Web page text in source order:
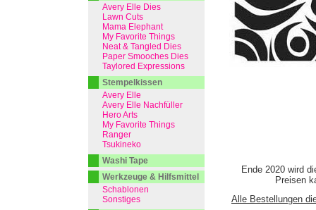
Ende 2020 wird
Preisen
Alle Bestellungen
Avery Elle Dies
Lawn Cuts
Mama Elephant
My Favorite Things
Neat & Tangled Dies
Paper Smooches Dies
Taylored Expressions
Stempelkissen
Avery Elle
Avery Elle Nachfüller
Hero Arts
My Favorite Things
Ranger
Tsukineko
Washi Tape
Werkzeuge & Hilfsmittel
Schablonen
Sonstiges